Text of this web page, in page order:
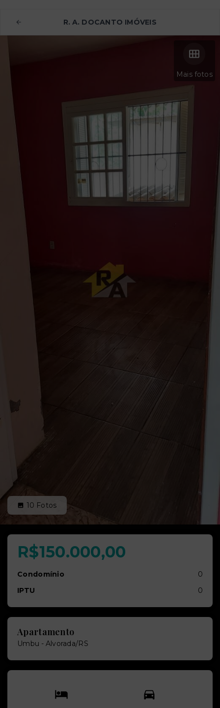
R. A. DOCANTO IMÓVEIS
Mais fotos
10 Fotos
R$150.000,00
Condomínio
0
IPTU
0
Apartamento
Umbu - Alvorada/RS